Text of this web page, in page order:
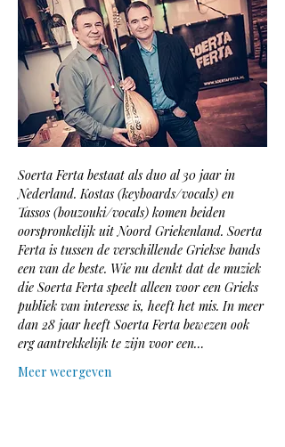
Soerta Ferta bestaat als duo al 30 jaar in
Nederland. Kostas (keyboards/vocals) en
Tassos (bouzouki/vocals) komen beiden
oorspronkelijk uit Noord Griekenland. Soerta
Ferta is tussen de verschillende Griekse bands
een van de beste. Wie nu denkt dat de muziek
die Soerta Ferta speelt alleen voor een Grieks
publiek van interesse is, heeft het mis. In meer
dan 28 jaar heeft Soerta Ferta bewezen ook
erg aantrekkelijk te zijn voor een…
Meer weergeven